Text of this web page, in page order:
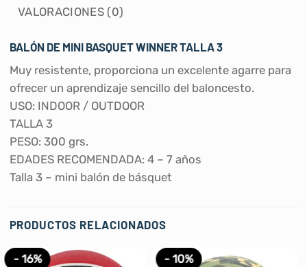
VALORACIONES (0)
BALÓN DE MINI BASQUET WINNER TALLA 3
Muy resistente, proporciona un excelente agarre para
ofrecer un aprendizaje sencillo del baloncesto.
USO: INDOOR / OUTDOOR
TALLA 3
PESO: 300 grs.
EDADES RECOMENDADA: 4 – 7 años
Talla 3 – mini balón de básquet
PRODUCTOS RELACIONADOS
- 16% - 10%